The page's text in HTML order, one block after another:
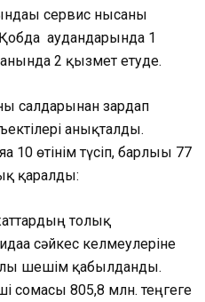
сервис нысаны
аудандарында 1
2 қызмет етуде.
салдарынан зардап
анықталды.
10 өтінім түсіп, барлығы 77
қаралды:
толық
сәйкес келмеулеріне
шешім қабылданды.
сомасы 805,8 млн. теңгеге